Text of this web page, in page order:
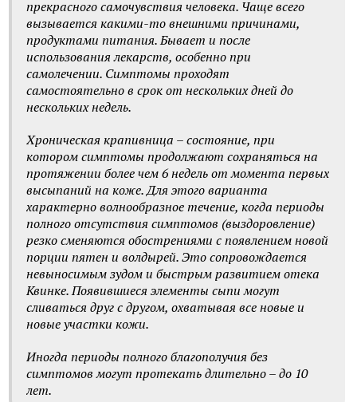
прекрасного самочувствия человека. Чаще всего
вызывается какими-то внешними причинами,
продуктами питания. Бывает и после
использования лекарств, особенно при
самолечении. Симптомы проходят
самостоятельно в срок от нескольких дней до
нескольких недель.
Хроническая крапивница – состояние, при
котором симптомы продолжают сохраняться на
протяжении более чем 6 недель от момента первых
высыпаний на коже. Для этого варианта
характерно волнообразное течение, когда периоды
полного отсутствия симптомов (выздоровление)
резко сменяются обострениями с появлением новой
порции пятен и волдырей. Это сопровождается
невыносимым зудом и быстрым развитием отека
Квинке. Появившиеся элементы сыпи могут
сливаться друг с другом, охватывая все новые и
новые участки кожи.
Иногда периоды полного благополучия без
симптомов могут протекать длительно – до 10
лет.